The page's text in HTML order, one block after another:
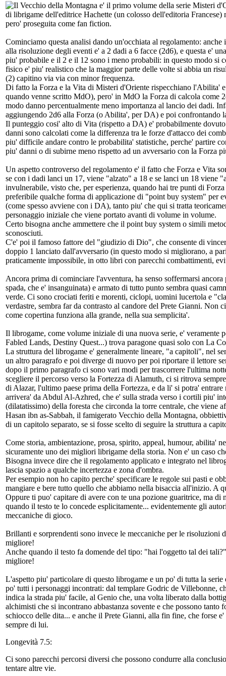
Il Vecchio della Montagna e' il primo volume della serie Misteri
di librigame dell'editrice Hachette (un colosso dell'editoria
pero' proseguita come fan fiction.
Cominciamo questa analisi dando un'occhiata al regolamento:
alla risoluzione degli eventi e' a 2 dadi a 6 facce (2d6), e questa e'
piu' probabile e il 2 e il 12 sono i meno probabili: in questo modo si
fisico e' piu' realistico che la maggior parte delle volte si abbia un
(2) capitino via via con minor frequenza.
Di fatto la Forza e la Vita di Misteri d'Oriente rispecchiano l'Abilita'
quando venne scritto MdO), pero' in MdO la Forza di calcola come
modo danno percentualmente meno importanza al lancio dei dadi.
aggiungendo 2d6 alla Forza (o Abilita', per DA) e poi confrontando
Il punteggio cosi' alto di Vita (rispetto a DA) e' probabilmente
danni sono calcolati come la differenza tra le forze d'attacco dei
piu' difficile andare contro le probabilita' statistiche, perche' partire
piu' danni o di subirne meno rispetto ad un avversario con la Forza
Un aspetto controverso del regolamento e' il fatto che Forza e Vita
se con i dadi lanci un 17, viene "alzato" a 18 e se lanci un 18 viene
invulnerabile, visto che, per esperienza, quando hai tre punti di
preferibile qualche forma di applicazione di "point buy system" per
(come spesso avviene con i DA), tanto piu' che qui si tratta
personaggio iniziale che viene portato avanti di volume in volume.
Certo bisogna anche ammettere che il point buy system o simili
sconosciuti.
C'e' poi il famoso fattore del "giudizio di Dio", che consente di
doppio 1 lanciato dall'avversario (in questo modo si migliorano, a
praticamente impossibile, in otto libri con parecchi combattimenti,
Ancora prima di cominciare l'avventura, ha senso soffermarsi
spada, che e' insanguinata) e armato di tutto punto sembra quasi
verde. Ci sono crociati feriti e morenti, ciclopi, uomini lucertola e
verdastre, sembra far da contrasto al candore del Prete Gianni.
come copertina funziona alla grande, nella sua semplicita'.
Il librogame, come volume iniziale di una nuova serie, e'
Fabled Lands, Destiny Quest...) trova paragone quasi solo con La
La struttura del librogame e' generalmente lineare, "a capitoli", nel
un altro paragrafo e poi diverge di nuovo per poi riportare il lettore
dopo il primo paragrafo ci sono vari modi per trascorrere l'ultima
scegliere il percorso verso la Fortezza di Alamuth, ci si ritrova
di Alazar, l'ultimo paese prima della Fortezza, e da li' si potra'
arrivera' da Abdul Al-Azhred, che e' sulla strada verso i cortili piu'
(dilatatissimo) della foresta che circonda la torre centrale, che viene
Hasan ibn as-Sabbah, il famigerato Vecchio della Montagna,
di un capitolo separato, se si fosse scelto di seguire la struttura a
Come storia, ambientazione, prosa, spirito, appeal, humour, abilita'
sicuramente uno dei migliori librigame della storia. Non e' un caso
Bisogna invece dire che il regolamento applicato e integrato nel
lascia spazio a qualche incertezza e zona d'ombra.
Per esempio non ho capito perche' specificare le regole sui pasti e
mangiare e bere tutto quello che abbiamo nella bisaccia all'inizio. A
Oppure ti puo' capitare di avere con te una pozione guaritrice, ma di
quando il testo te lo concede esplicitamente... evidentemente gli
meccaniche di gioco.
Brillanti e sorprendenti sono invece le meccaniche per le
migliore!
Anche quando il testo fa domende del tipo: "hai l'oggetto tal dei
migliore!
L'aspetto piu' particolare di questo librogame e un po' di tutta la
po' tutti i personaggi incontrati: dal templare Godric de Villebonne,
indica la strada piu' facile, al Genio che, una volta liberato dalla
alchimisti che si incontrano abbastanza sovente e che possono
schiocco delle dita... e anche il Prete Gianni, alla fin fine, che forse
sempre di lui.
Longevità 7.5:
Ci sono parecchi percorsi diversi che possono condurre alla
tentare altre vie.